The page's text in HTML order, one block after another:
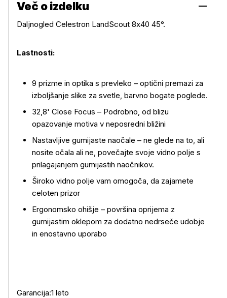
Več o izdelku
Več o izdelku
Daljnogled Celestron LandScout 8x40 45°.
Lastnosti:
9 prizme in optika s prevleko – optični premazi za
izboljšanje slike za svetle, barvno bogate poglede.
32,8' Close Focus – Podrobno, od blizu
opazovanje motiva v neposredni bližini
Nastavljive gumijaste naočale – ne glede na to, ali
nosite očala ali ne, povečajte svoje vidno polje s
prilagajanjem gumijastih naočnikov.
Široko vidno polje vam omogoča, da zajamete
celoten prizor
Ergonomsko ohišje – površina oprijema z
gumijastim oklepom za dodatno nedrseče udobje
in enostavno uporabo
Garancija:1 leto